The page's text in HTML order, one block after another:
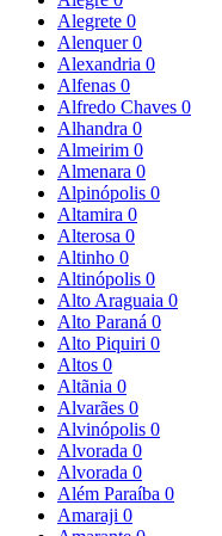
Alegrete 0
Alenquer0
Alexandria 0
Alfenas 0
Alfredo Chaves 0
Alhandra 0
Almeirim 0
Almenara 0
Alpinópolis 0
Altamira 0
Alterosa 0
Altinho 0
Altinópolis 0
Alto Araguaia 0
Alto Paraná 0
Alto Piquiri 0
Altos 0
Altãnia 0
Alvarães 0
Alvinópolis 0
Alvorada 0
Alvorada 0
Além Paraíba 0
Amaraji 0